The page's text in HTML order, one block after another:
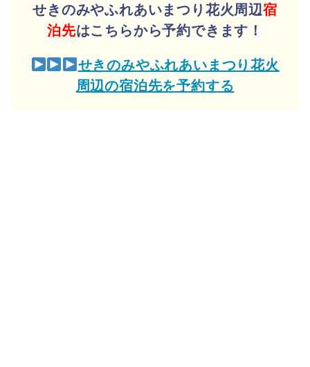
せきのみやふれあいまつり花火周辺宿
泊先はこちらから予約できます！
せきのみやふれあいまつり花火
周辺の宿泊先を予約する